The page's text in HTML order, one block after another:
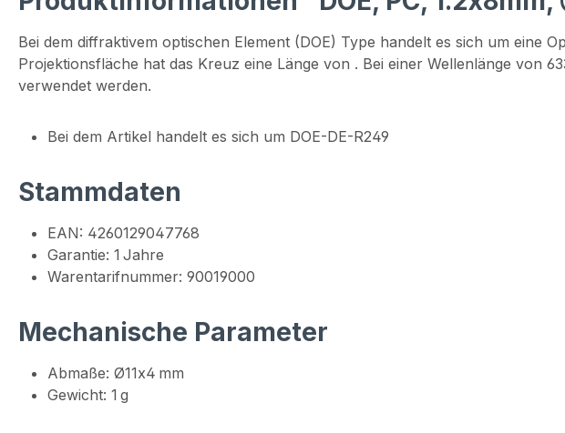
Bei dem diffraktivem optischen Element (DOE) Type handelt es sich um eine
Projektionsfläche hat das Kreuz eine Länge von . Bei einer Wellenlänge von
verwendet werden.
Bei dem Artikel handelt es sich um DOE-DE-R249
Stammdaten
EAN: 4260129047768
Garantie: 1 Jahre
Warentarifnummer: 90019000
Mechanische Parameter
Abmaße: Ø11x4 mm
Gewicht: 1 g